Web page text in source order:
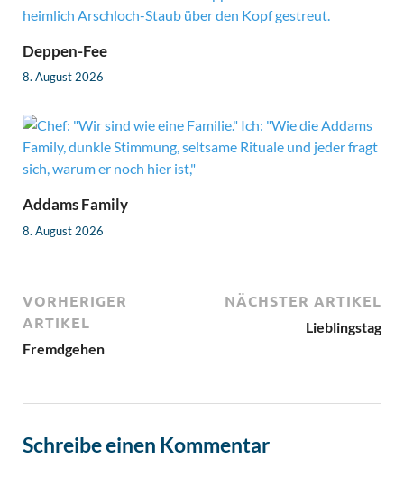
Deppen-Fee
8. August 2026
Addams Family
8. August 2026
VORHERIGER
ARTIKEL
Fremdgehen
NÄCHSTER ARTIKEL
Lieblingstag
Schreibe einen Kommentar